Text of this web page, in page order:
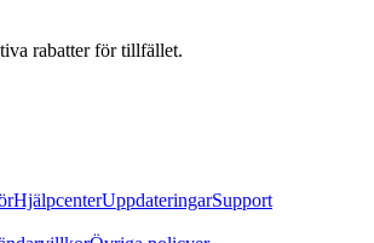
rabatter för tillfället.
HjälpcenterUppdateringarSupport